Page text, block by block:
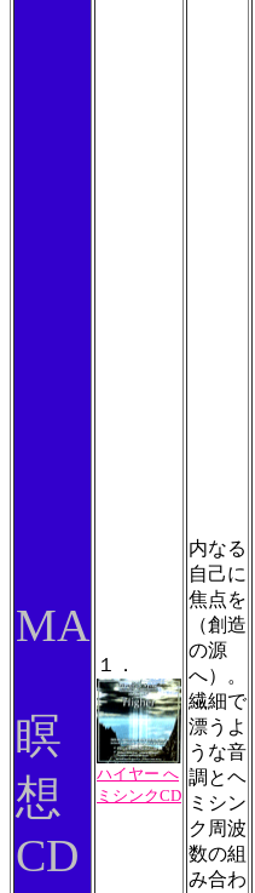
MA
瞑
想
CD
１．
ハイヤー へ
ミシンクCD
内なる
自己に
焦点を
（創造
の源
へ）。
繊細で
漂うよ
うな音
調とヘ
ミシン
ク周波
数の組
み合わ